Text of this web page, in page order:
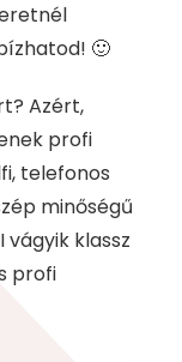
🙂
Azért,
profi
telefonos
minőségű
vágyik klassz
profi